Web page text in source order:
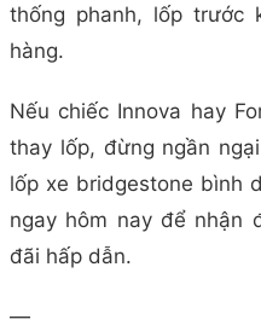
thống phanh, lốp trước
hàng.
Nếu chiếc Innova hay
thay lốp, đừng ngần
lốp xe bridgestone bình
ngay hôm nay để nhận
đãi hấp dẫn.
—